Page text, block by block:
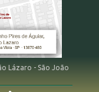
Lázaro - São João